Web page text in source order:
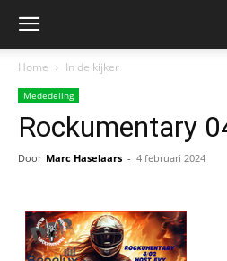
Home In de kijker
Mededeling
Rockumentary
Door Marc Haselaars - 4 februari 2024